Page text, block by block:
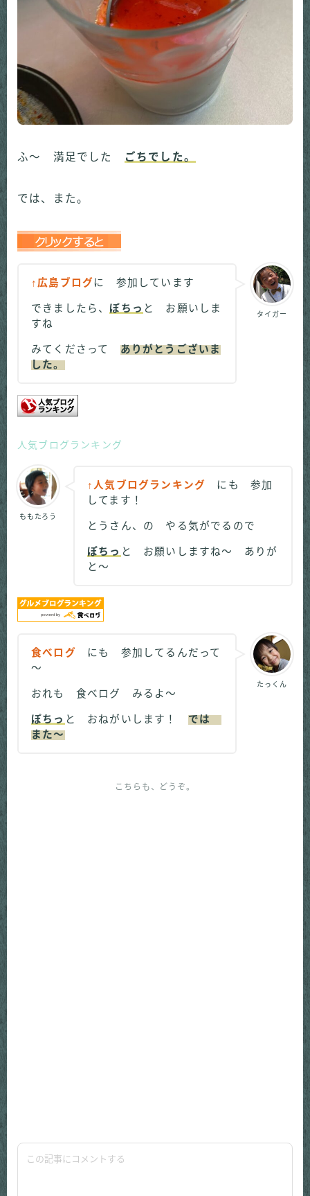
ふ～ 満足でした ごちでした。
では、また。
タイガー
↑広島ブログに 参加しています
できましたら、 ぽちっ と お願いしま
すね
みてくださって ありがとうございま
した。
人気ブログランキング
ももたろう
↑人気ブログランキング
にも 参加
してます！
とうさん、の やる気がでるので
ぽちっ と お願いしますね～ ありが
と～
たっくん
食べログ
にも 参加してるんだって
～
おれも 食べログ みるよ～
ぽちっ と おねがいします！ では
また～
こちらも、どうぞ。